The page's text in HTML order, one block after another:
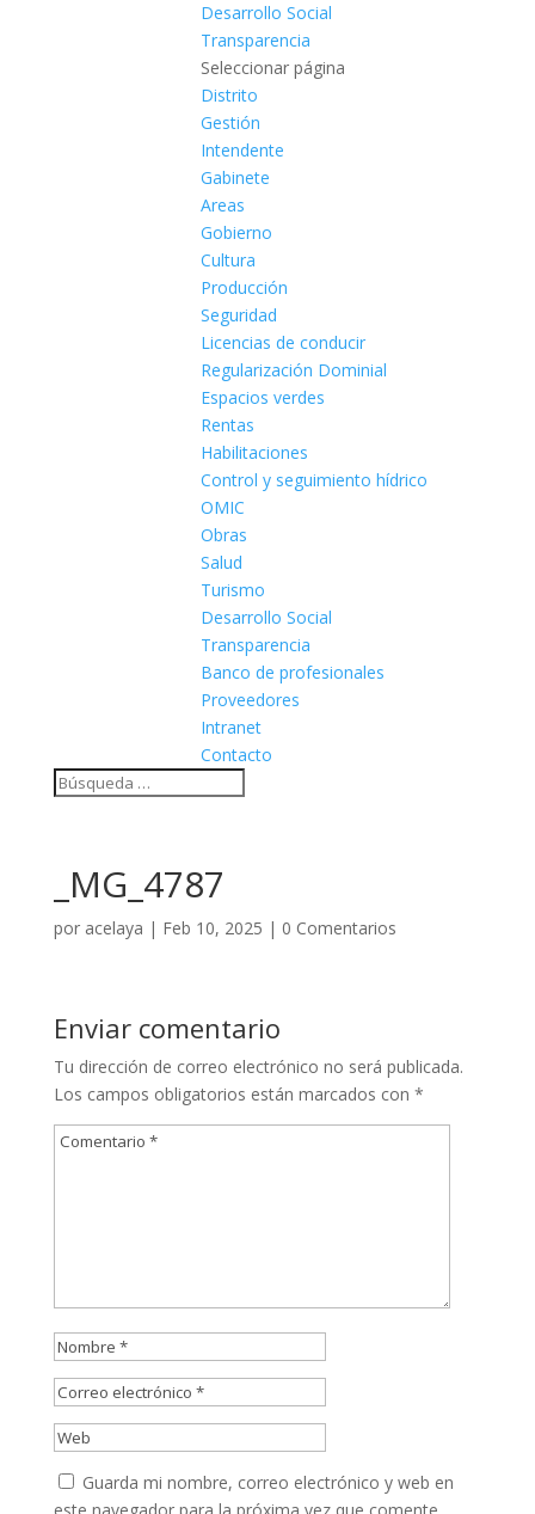
Desarrollo Social
Transparencia
Seleccionar página
Distrito
Gestión
Intendente
Gabinete
Areas
Gobierno
Cultura
Producción
Seguridad
Licencias de conducir
Regularización Dominial
Espacios verdes
Rentas
Habilitaciones
Control y seguimiento hídrico
OMIC
Obras
Salud
Turismo
Desarrollo Social
Transparencia
Banco de profesionales
Proveedores
Intranet
Contacto
_MG_4787
por acelaya | Feb 10, 2025 | 0 Comentarios
Enviar comentario
Tu dirección de correo electrónico no será publicada.
Los campos obligatorios están marcados con *
Guarda mi nombre, correo electrónico y web en